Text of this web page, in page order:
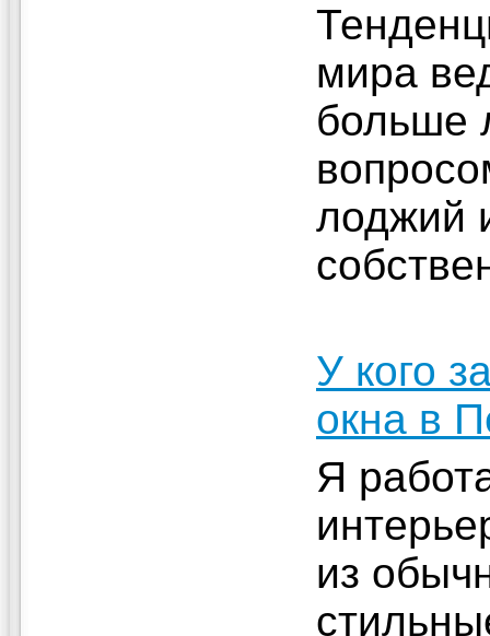
мира
больше
лоджий
У кого
окна в
Я
из